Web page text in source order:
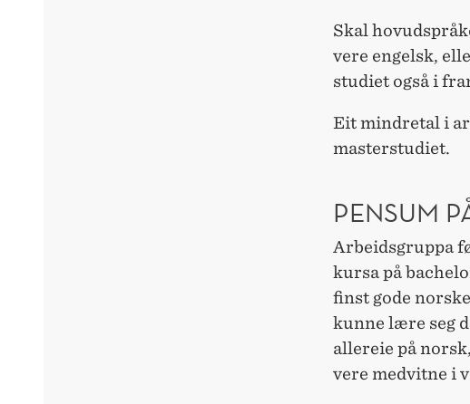
Skal
vere engelsk,
studiet også i
Eit mindretal i
masterstudiet.
PENSUM
Arbeidsgruppa
kursa på
finst gode
kunne lære seg
allereie på
vere medvitne i